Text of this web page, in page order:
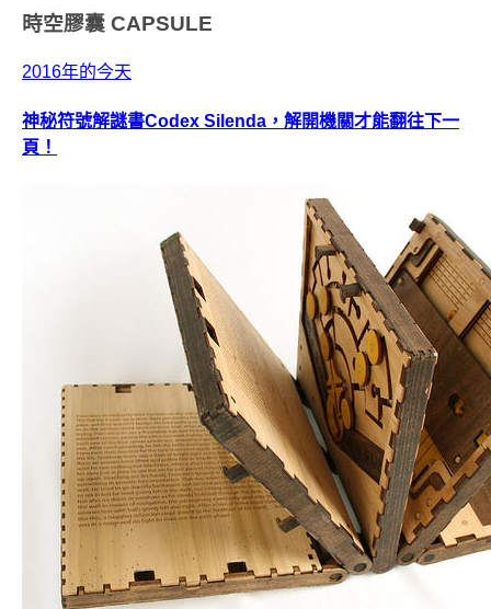
時空膠囊 CAPSULE
2016年的今天
神秘符號解謎書Codex Silenda，解開機關才能翻往下一
頁！